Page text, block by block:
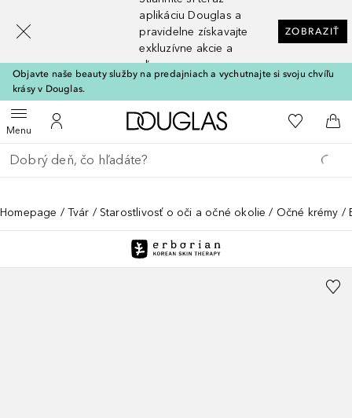
aplikáciu Douglas a
pravidelne získavajte
exkluzívne akcie a
zľavy
ZOBRAZIŤ
Objavte naše beauty služby na predajniach a vychutnajte si svoju chvíľu
krásy v Douglas.
MenuOtvoriť menuDo môjho účtu
Domov Do môjho
Do
Choď späť
Vykonajte vyhľadávanie
Homepage Tvár Starostlivosť o oči a očné okolie Očné krémy
[navigation.slideout.screenreader]